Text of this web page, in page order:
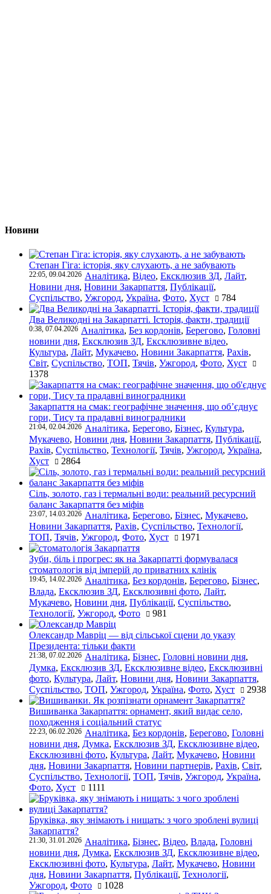
Новини
Степан Гіга: історія, яку слухають, а не забувають
22:05, 09.04.2026 Аналітика, Відео, Ексклюзив ЗД, Лайт,
Новини дня, Новини Закарпаття, Публікації,
Суспільство, Ужгород, Україна, Фото, Хуст 784
Два Великодні на Закарпатті. Історія, факти, традиції
0:38, 07.04.2026 Аналітика, Без кордонів, Берегово, Головні
новини дня, Ексклюзив ЗД, Ексклюзивне відео,
Культура, Лайт, Мукачево, Новини Закарпаття, Рахів,
Світ, Суспільство, ТОП, Тячів, Ужгород, Фото, Хуст
1378
Закарпаття на смак: географічне значення, що об’єднує
гори, Тису та прадавні виноградники
21:04, 02.04.2026 Аналітика, Берегово, Бізнес, Культура,
Мукачево, Новини дня, Новини Закарпаття, Публікації,
Рахів, Суспільство, Технології, Тячів, Ужгород, Україна,
Хуст
2864
Сіль, золото, газ і термальні води: реальний ресурсний
баланс Закарпаття без міфів
23:07, 14.03.2026 Аналітика, Берегово, Бізнес, Мукачево,
Новини Закарпаття, Рахів, Суспільство, Технології,
ТОП, Тячів, Ужгород, Фото, Хуст 1971
Зуби, біль і прогрес: як на Закарпатті формувалася
стоматологія від імперій до приватних клінік
19:45, 14.02.2026 Аналітика, Без кордонів, Берегово, Бізнес,
Влада, Ексклюзив ЗД, Ексклюзивні фото, Лайт,
Мукачево, Новини дня, Публікації, Суспільство,
Технології, Ужгород, Фото 981
Олександр Мавріц — від сільської сцени до указу
Президента: тільки факти
21:38, 07.02.2026 Аналітика, Бізнес, Головні новини дня,
Думка, Ексклюзив ЗД, Ексклюзивне відео, Ексклюзивні
фото, Культура, Лайт, Новини дня, Новини Закарпаття,
Суспільство, ТОП, Ужгород, Україна, Фото, Хуст 2938
Вишиванка Закарпаття: орнамент, який видає село,
походження і соціальний статус
22:23, 06.02.2026 Аналітика, Без кордонів, Берегово, Головні
новини дня, Думка, Ексклюзив ЗД, Ексклюзивне відео,
Ексклюзивні фото, Культура, Лайт, Мукачево, Новини
дня, Новини Закарпаття, Новини партнерів, Рахів, Світ,
Суспільство, Технології, ТОП, Тячів, Ужгород, Україна,
Фото, Хуст 1111
Бруківка, яку знімають і нищать: з чого зроблені вулиці
Закарпаття?
21:30, 31.01.2026 Аналітика, Бізнес, Відео, Влада, Головні
новини дня, Думка, Ексклюзив ЗД, Ексклюзивне відео,
Ексклюзивні фото, Культура, Лайт, Мукачево, Новини
дня, Новини Закарпаття, Публікації, Технології,
Ужгород, Фото 1028